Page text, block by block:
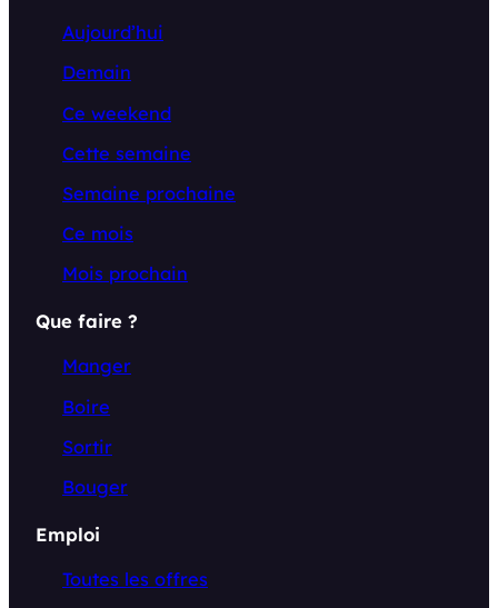
Aujourd’hui
Demain
Ce weekend
Cette semaine
Semaine prochaine
Ce mois
Mois prochain
Que faire ?
Manger
Boire
Sortir
Bouger
Emploi
Toutes les offres